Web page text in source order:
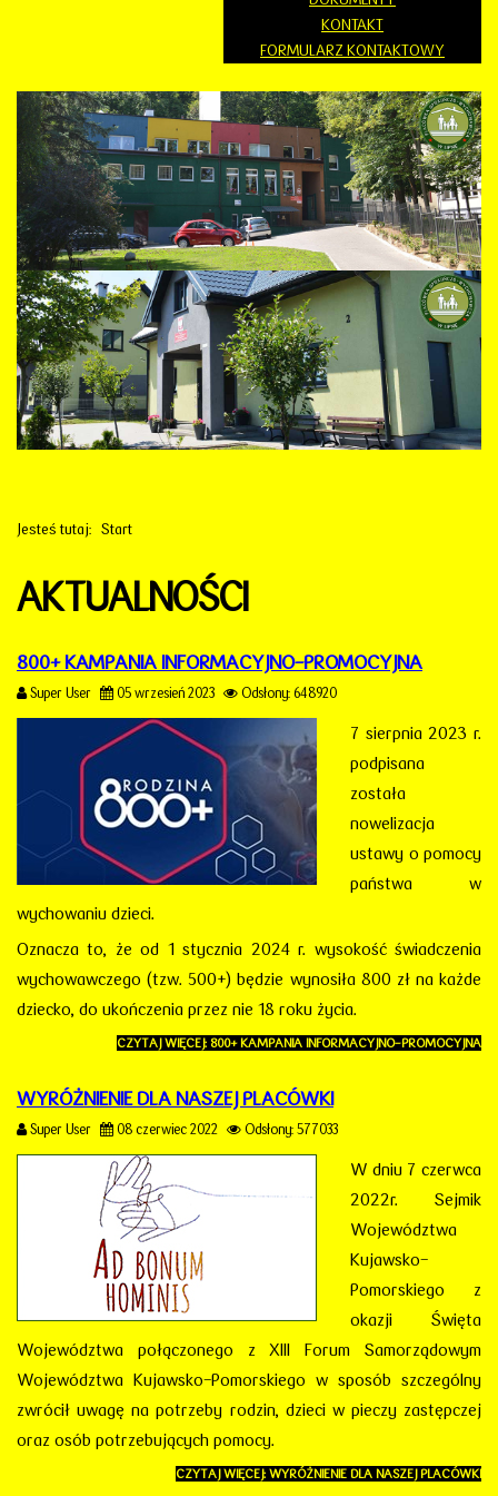
KONTAKT
FORMULARZ KONTAKTOWY
Jesteś tutaj: Start
AKTUALNOŚCI
800+ KAMPANIA INFORMACYJNO-PROMOCYJNA
Super User 05 wrzesień 2023 Odsłony: 648920
7 sierpnia 2023 r.
podpisana
została
nowelizacja
ustawy o pomocy
państwa w
wychowaniu dzieci.
Oznacza to, że od 1 stycznia 2024 r. wysokość świadczenia
wychowawczego (tzw. 500+) będzie wynosiła 800 zł na każde
dziecko, do ukończenia przez nie 18 roku życia.
CZYTAJ WIĘCEJ: 800+ KAMPANIA INFORMACYJNO-PROMOCYJNA
WYRÓŻNIENIE DLA NASZEJ PLACÓWKI
Super User 08 czerwiec 2022 Odsłony: 577033
W dniu 7 czerwca
2022r. Sejmik
Województwa
Kujawsko-
Pomorskiego z
okazji Święta
Województwa połączonego z XIII Forum Samorządowym
Województwa Kujawsko-Pomorskiego w sposób szczególny
zwrócił uwagę na potrzeby rodzin, dzieci w pieczy zastępczej
oraz osób potrzebujących pomocy.
CZYTAJ WIĘCEJ: WYRÓŻNIENIE DLA NASZEJ PLACÓWKI